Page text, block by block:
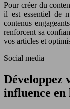
Pour créer du
il est essentiel de
contenus
renforcent sa
vos articles et
Social media
Développez
influence en